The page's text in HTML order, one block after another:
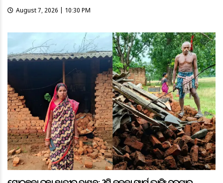
August 7, 2026 | 10:30 PM